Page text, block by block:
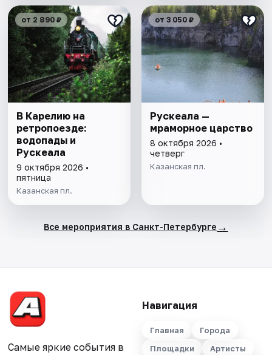
от 2 890 ₽
В Карелию на
ретропоезде:
водопады и
Рускеала
9 октября 2026 •
пятница
Казанская пл.
от 3 050 ₽
Рускеала —
мраморное царство
8 октября 2026 •
четверг
Казанская пл.
Все мероприятия в Санкт-Петербурге →
Самые яркие события в
Навигация
Главная
Города
Площадки
Артисты